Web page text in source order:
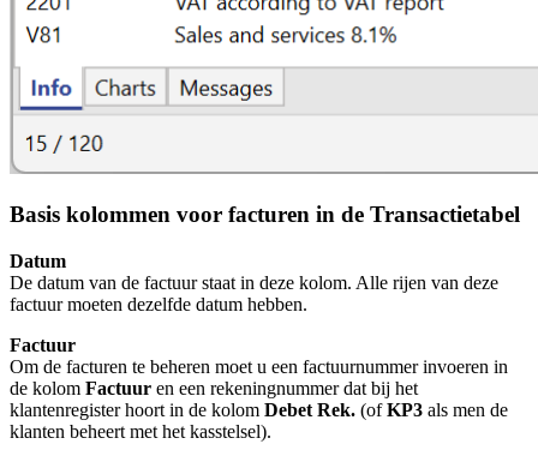
Basis kolommen voor facturen in de Transactietabel
Datum
De datum van de factuur staat in deze kolom. Alle rijen van deze
factuur moeten dezelfde datum hebben.
Factuur
Om de facturen te beheren moet u een factuurnummer invoeren in
de kolom Factuur en een rekeningnummer dat bij het
klantenregister hoort in de kolom Debet Rek. (ofKP3 als men de
klanten beheert met het kasstelsel).